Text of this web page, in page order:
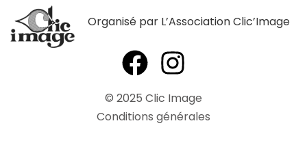
Organisé par L’Association Clic’Image
© 2025 Clic Image
Conditions générales